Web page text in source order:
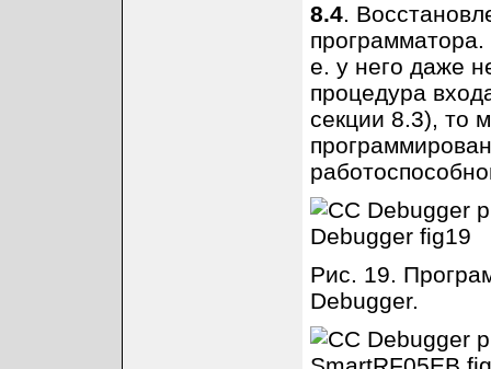
8.4.
е. у него даже
процедура
секции 8.3), то
Рис. 19.
Debugger.